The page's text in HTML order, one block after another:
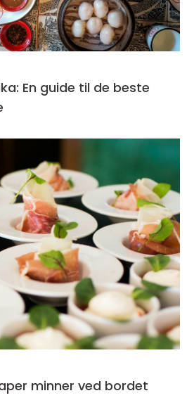
En guide til de beste
minner ved bordet